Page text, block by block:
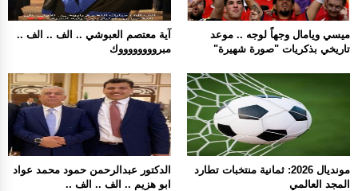
آية معتصم العبوشي .. الف .. الف ..
مبرووووووووك
ميسي ويامال وجهاً لوجه .. موعد
تاريخي بذكريات "صورة شهيرة"
الدكتور عبدالرحمن حمود محمد عواد
ابو هزيم .. الف .. الف ..
مونديال 2026: ثمانية منتخبات تطارد
المجد العالمي